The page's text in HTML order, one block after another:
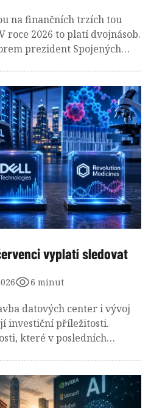
na finančních trzích tou
roce 2026 to platí dvojnásob.
prezident Spojených
jako satira. Dnes je to
vyplatí sledovat
6 minut
datových center i vývoj
investiční příležitosti.
které v posledních